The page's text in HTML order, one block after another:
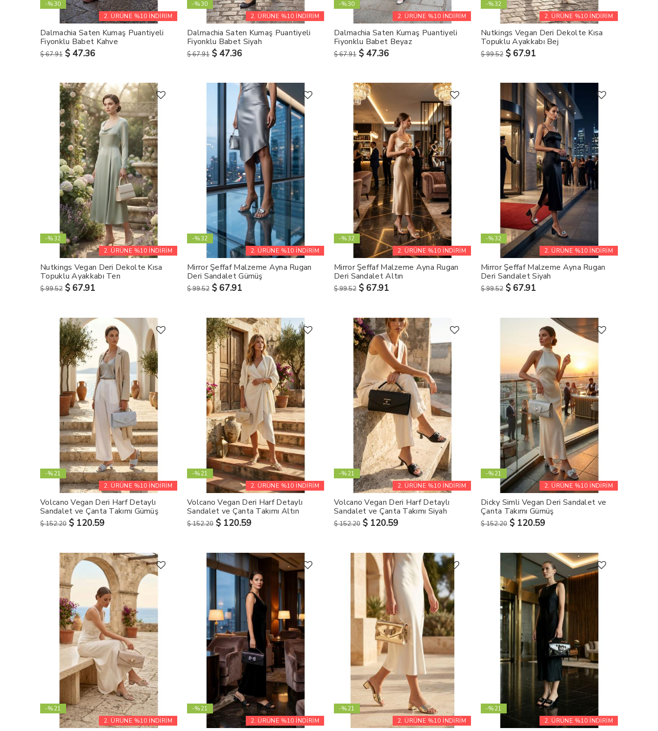
2. ÜRÜNE %10 İNDİRİM
-%30
Dalmachia Saten Kumaş Puantiyeli
Fiyonklu Babet Kahve
$ 67.91 $ 47.36
2. ÜRÜNE %10 İNDİRİM
-%30
Dalmachia Saten Kumaş Puantiyeli
Fiyonklu Babet Siyah
$ 67.91 $ 47.36
2. ÜRÜNE %10 İNDİRİM
-%30
Dalmachia Saten Kumaş Puantiyeli
Fiyonklu Babet Beyaz
$ 67.91 $ 47.36
2. ÜRÜNE %10 İNDİRİM
-%32
Nutkings Vegan Deri Dekolte Kısa
Topuklu Ayakkabı Bej
$ 99.52 $ 67.91
2. ÜRÜNE %10 İNDİRİM
-%32
Nutkings Vegan Deri Dekolte Kısa
Topuklu Ayakkabı Ten
$ 99.52 $ 67.91
2. ÜRÜNE %10 İNDİRİM
-%32
Mirror Şeffaf Malzeme Ayna Rugan
Deri Sandalet Gümüş
$ 99.52 $ 67.91
2. ÜRÜNE %10 İNDİRİM
-%32
Mirror Şeffaf Malzeme Ayna Rugan
Deri Sandalet Altın
$ 99.52 $ 67.91
2. ÜRÜNE %10 İNDİRİM
-%32
Mirror Şeffaf Malzeme Ayna Rugan
Deri Sandalet Siyah
$ 99.52 $ 67.91
2. ÜRÜNE %10 İNDİRİM
-%21
Volcano Vegan Deri Harf Detaylı
Sandalet ve Çanta Takımı Gümüş
$ 152.20 $ 120.59
2. ÜRÜNE %10 İNDİRİM
-%21
Volcano Vegan Deri Harf Detaylı
Sandalet ve Çanta Takımı Altın
$ 152.20 $ 120.59
2. ÜRÜNE %10 İNDİRİM
-%21
Volcano Vegan Deri Harf Detaylı
Sandalet ve Çanta Takımı Siyah
$ 152.20 $ 120.59
2. ÜRÜNE %10 İNDİRİM
-%21
Dicky Simli Vegan Deri Sandalet ve
Çanta Takımı Gümüş
$ 152.20 $ 120.59
2. ÜRÜNE %10 İNDİRİM
-%21
2. ÜRÜNE %10 İNDİRİM
-%21
2. ÜRÜNE %10 İNDİRİM
-%21
2. ÜRÜNE %10 İNDİRİM
-%21